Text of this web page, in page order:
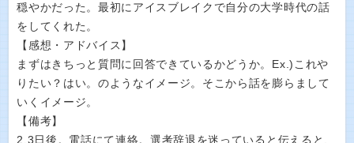
穏やかだった。最初にアイスブレイクで自分の大学時代の話
をしてくれた。
【感想・アドバイス】
まずはきちっと質問に回答できているかどうか。Ex.)これや
りたい？はい。のようなイメージ。そこから話を膨らまして
いくイメージ。
【備考】
2,3日後。電話にて連絡。選考辞退を迷っていると伝えると、